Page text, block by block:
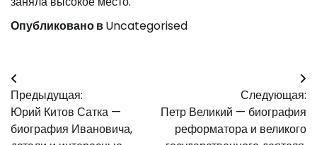
Опубликовано вUncategorised
Навигация
по
записям
Предыдущая:
Юрий Китов Сатка —
биография Ивановича,
Следующая:
Петр Великий — биография
реформатора и великого